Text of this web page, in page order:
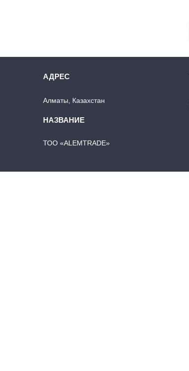
Алматы, Казахстан
ТОО «ALEMTRADE»